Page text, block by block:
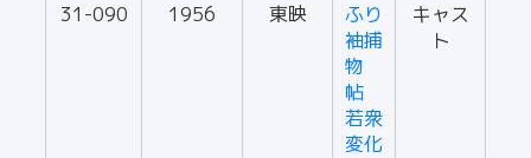
31-090 1956 東映
ふり
袖捕
物
帖
若衆
変化
キャス
ト